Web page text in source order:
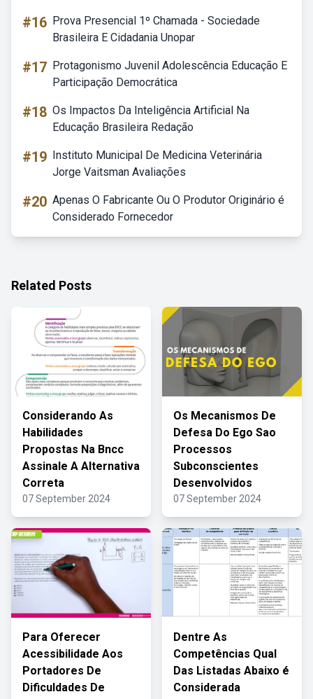
#16 Prova Presencial 1º Chamada - Sociedade
Brasileira E Cidadania Unopar
#17 Protagonismo Juvenil Adolescência Educação E
Participação Democrática
#18 Os Impactos Da Inteligência Artificial Na
Educação Brasileira Redação
#19 Instituto Municipal De Medicina Veterinária
Jorge Vaitsman Avaliações
#20 Apenas O Fabricante Ou O Produtor Originário é
Considerado Fornecedor
Related Posts
Considerando As
Habilidades
Propostas Na Bncc
Assinale A Alternativa
Correta
07 September 2024
Os Mecanismos De
Defesa Do Ego Sao
Processos
Subconscientes
Desenvolvidos
07 September 2024
Para Oferecer
Acessibilidade Aos
Portadores De
Dificuldades De
Dentre As
Competências Qual
Das Listadas Abaixo é
Considerada